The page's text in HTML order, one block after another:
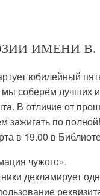
ИМЕНИ В.
юбилейный
соберём лучших
В отличие от
зажигать по
в 19.00 в
чужого».
декламирует